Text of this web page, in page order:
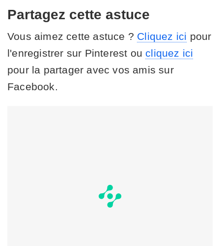
Partagez cette astuce
Vous aimez cette astuce ? Cliquez ici pour
l'enregistrer sur Pinterest ou cliquez ici
pour la partager avec vos amis sur
Facebook.